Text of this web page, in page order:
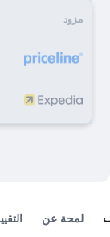
مزود
لمحة عن